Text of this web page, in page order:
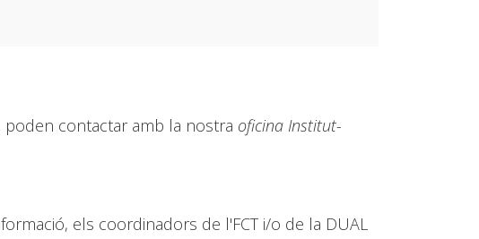
contactar amb la nostra oficina Institut-
els coordinadors de l'FCT i/o de la DUAL